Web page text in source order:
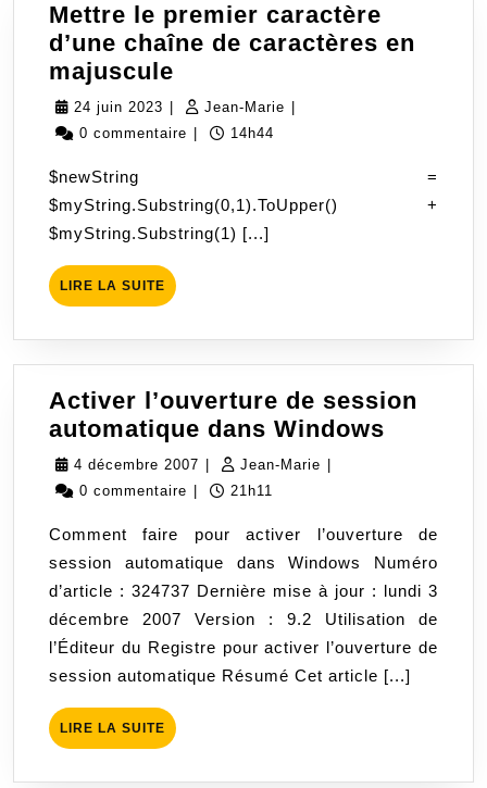
Mettre le premier caractère
d’une chaîne de caractères en
majuscule
le
premier
chaîne
de
caractères
en
24 juin 2023 24
juin
Jean-Marie Jean-
0 commentaire
14h44
$newString =
$myString.Substring(0,1).ToUpper() +
$myString.Substring(1) [...]
LIRE LA SUITE LIRE
LA
Activer l’ouverture de session
automatique dans Windows
dans
4 décembre 2007 4
décembre
| Jean-Marie Jean-
|
0 commentaire | 21h11
Comment faire pour activer l’ouverture de
session automatique dans Windows Numéro
d’article : 324737 Dernière mise à jour : lundi 3
décembre 2007 Version : 9.2 Utilisation de
l’Éditeur du Registre pour activer l’ouverture de
session automatique Résumé Cet article [...]
LIRE LA SUITE LIRE
LA